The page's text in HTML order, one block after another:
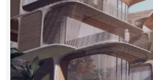
HONDURAS
Vicealcaldesa asume el
suspensión de Crivelli
MIS TEMAS PREFERIDOS